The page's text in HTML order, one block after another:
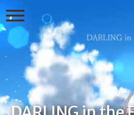
Mashiro